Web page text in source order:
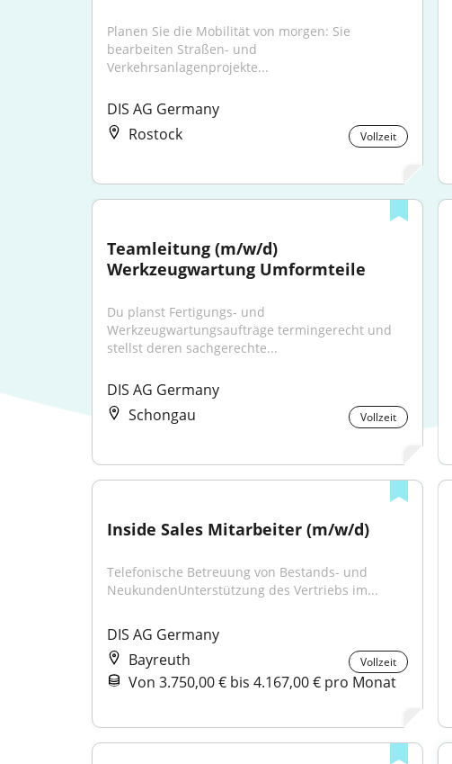
Planen Sie die Mobilität von morgen: Sie
bearbeiten Straßen- und
Verkehrsanlagenprojekte...
DIS AG Germany
Rostock
Vollzeit
Teamleitung (m/w/d)
Werkzeugwartung Umformteile
Du planst Fertigungs- und
Werkzeugwartungsaufträge termingerecht und
stellst deren sachgerechte...
DIS AG Germany
Schongau
Vollzeit
Inside Sales Mitarbeiter (m/w/d)
Telefonische Betreuung von Bestands- und
NeukundenUnterstützung des Vertriebs im...
DIS AG Germany
Bayreuth
Vollzeit
Von 3.750,00 € bis 4.167,00 € pro Monat